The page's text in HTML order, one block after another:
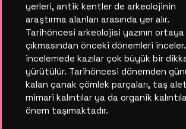
yerleri, antik kentler de arkeolojinin
araştırma alanları arasında yer alır.
Tarihöncesi arkeolojisi yazının ortaya
çıkmasından önceki dönemleri
incelemede kazılar çok büyük bir
yürütülür. Tarihöncesi dönemden
kalan çanak çömlek parçaları, taş
mimari kalıntılar ya da organik
önem taşımaktadır.